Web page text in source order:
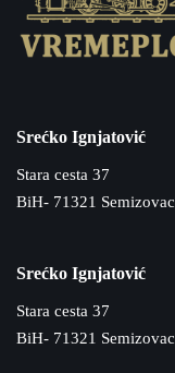
Srećko Ignjatović
Stara cesta 37
BiH- 71321 Semizovac
Srećko Ignjatović
Stara cesta 37
BiH- 71321 Semizovac